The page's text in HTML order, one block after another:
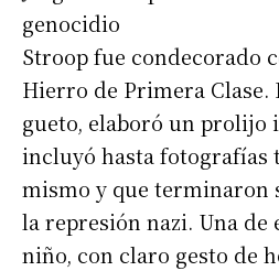
genocidio
Stroop fue condecorado
Hierro de Primera Clase.
gueto, elaboró un prolijo
incluyó hasta fotografías
mismo y que terminaron
la represión nazi. Una de
niño, con claro gesto de